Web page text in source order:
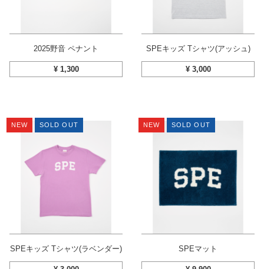
2025野音 ペナント
¥ 1,300
SPEキッズ Tシャツ(アッシュ)
¥ 3,000
NEW SOLD OUT
SPEキッズ Tシャツ(ラベンダー)
NEW SOLD OUT
SPEマット